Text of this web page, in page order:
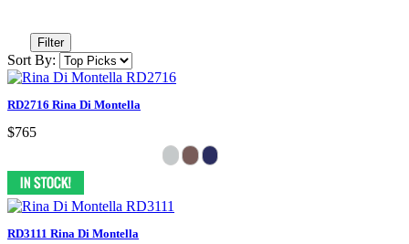
Filter
Sort By:
RD2716 Rina Di Montella
$765
RD3111 Rina Di Montella